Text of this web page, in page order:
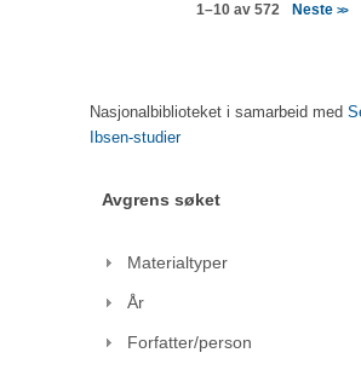
1–10 av 572 Neste >>
Nasjonalbiblioteket i samarbeid med
Ibsen-studier
Avgrens søket
Materialtyper
År
Forfatter/person